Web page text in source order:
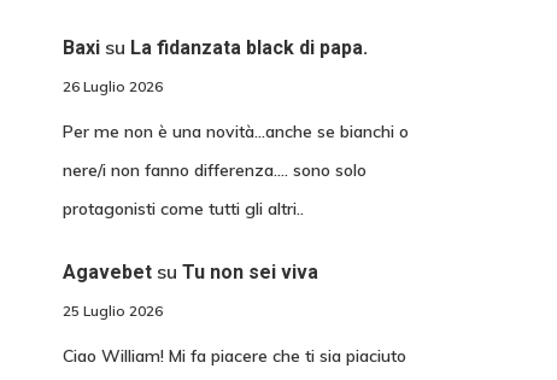
Baxisu La fidanzata black di papa.
26 Luglio 2026
Per me non è una novità...anche se bianchi o
nere/i non fanno differenza.... sono solo
protagonisti come tutti gli altri..
Agavebetsu Tu non sei viva
25 Luglio 2026
Ciao William! Mi fa piacere che ti sia piaciuto